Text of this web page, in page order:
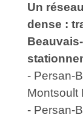
Un
dense :
- Persan-
Montsoult
- Persan-